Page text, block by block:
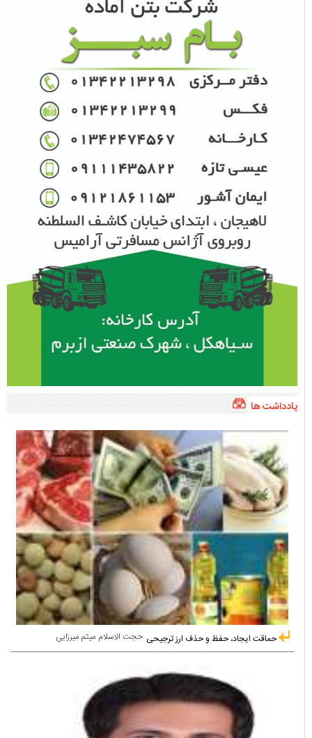
یادداشت ها
حجت الاسلام میثم میرزایی حماقت ایجاد، حفظ و حذف ارز ترجیحی